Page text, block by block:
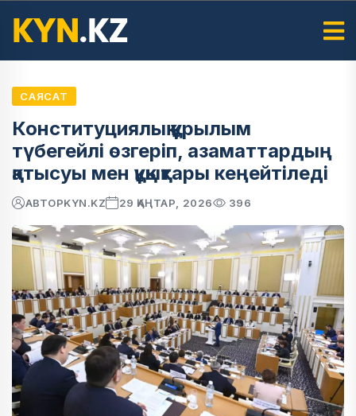
САЯСАТ
Конституциялық құрылым
түбегейлі өзгеріп, азаматтардың
қатысуы мен құқықтары кеңейтіледі
АВТОРKYN.KZ 29 ҚАҢТАР, 2026 396